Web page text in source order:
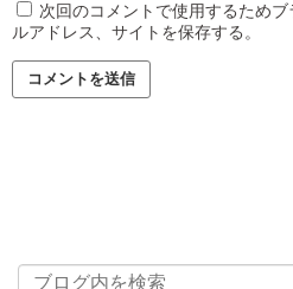
次回のコメントで使用するため
ルアドレス、サイトを保存する。